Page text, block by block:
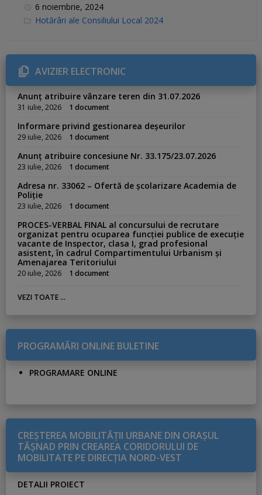
6 noiembrie, 2024
C
r
i
e
s
Hotărâri ale Consiliului Local 2024
AVIZIER ELECTRONIC
Anunț atribuire vânzare teren din 31.07.2026
31 iulie, 2026 1 document
Informare privind gestionarea deșeurilor
29 iulie, 2026 1 document
Anunț atribuire concesiune Nr. 33.175/23.07.2026
23 iulie, 2026 1 document
Adresa nr. 33062 – Ofertă de școlarizare Academia de
Poliție
23 iulie, 2026 1 document
PROCES-VERBAL FINAL al concursului de recrutare
organizat pentru ocuparea funcției publice de execuție
vacante de Inspector, clasa I, grad profesional
asistent, în cadrul Compartimentului Urbanism și
Amenajarea Teritoriului
20 iulie, 2026 1 document
VEZI TOATE ...
PROGRAMĂRI ONLINE BULETINE
PROGRAMARE ONLINE
CREŞTEREA MOBILITĂŢII URBANE DIN ORAŞUL
TĂŞNAD PRIN CREAREA CORIDORULUI DE
MOBILITATE PE DIRECŢIA NORD-VEST
DETALII PROIECT